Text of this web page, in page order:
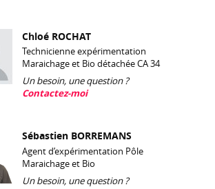
Chloé ROCHAT
Technicienne expérimentation
Maraichage et Bio détachée CA 34
Un besoin, une question ?
Contactez-moi
Sébastien BORREMANS
Agent d’expérimentation Pôle
Maraichage et Bio
Un besoin, une question ?